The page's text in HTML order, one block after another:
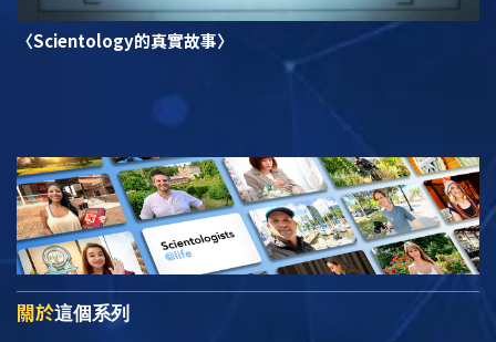
〈Scientology的真實故事〉
關於這個系列